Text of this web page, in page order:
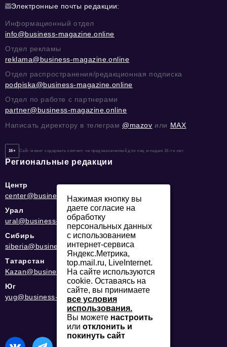
Электронные почты редакции:
Информационный отдел
info@business-magazine.online
Отдел рекламы
reklama@business-magazine.online
Отдел распространения/редакционная подписка
podpiska@business-magazine.online
Отдел по работе с партнерами
partner@business-magazine.online
Написать директору в телеграм @mazov или MAX
16+ Сайт может содержать контент, не предназначенный для лиц младше 16-ти лет.
Региональные редакции
Центр
center@business-magazine.online
Урал
ural@business-magazine.online
Сибирь
siberia@business-magazine.online
Татарстан
Kazan@business-magazine.online
Юг
yug@business-magazine.online
Нажимая кнопку вы
даете согласие на
обработку
персональных данных
с использованием
интернет-сервиса
Яндекс.Метрика,
top.mail.ru, LiveInternet.
На сайте используются
cookie. Оставаясь на
сайте, вы принимаете
все условия
использования.
Вы можете настроить
или отклонить и
покинуть сайт